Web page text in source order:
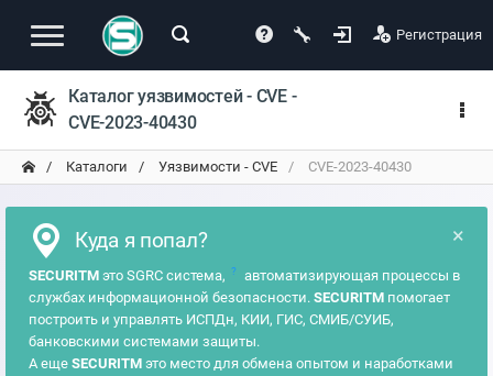
Регистрация
Каталог уязвимостей - CVE -
CVE-2023-40430
Каталоги Уязвимости - CVE CVE-2023-40430
×
Куда я попал?
SECURITM это SGRC система, ?
автоматизирующая процессы в
службах информационной безопасности. SECURITM помогает
построить и управлять ИСПДн, КИИ, ГИС, СМИБ/СУИБ,
банковскими системами защиты.
А еще SECURITM это место для обмена опытом и наработками